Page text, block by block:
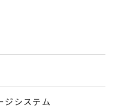
ジシステム